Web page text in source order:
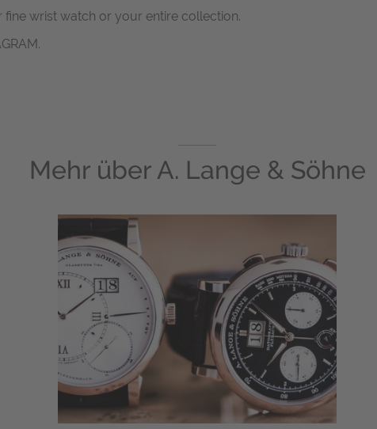
wrist watch or your entire collection.
Mehr über A. Lange & Söhne